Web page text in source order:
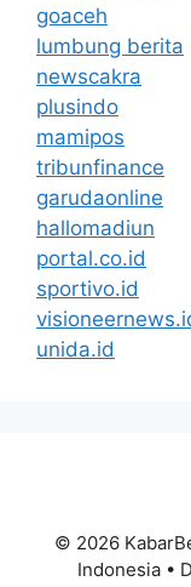
goaceh
lumbung berita
newscakra
plusindo
mamipos
tribunfinance
garudaonline
hallomadiun
portal.co.id
sportivo.id
unida.id
© 2026
Indonesia•